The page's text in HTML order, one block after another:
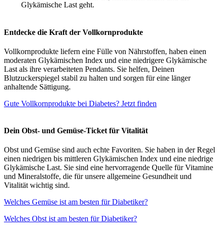
Glykämische Last geht.
Entdecke die Kraft der Vollkornprodukte
Vollkornprodukte liefern eine Fülle von Nährstoffen, haben einen
moderaten Glykämischen Index und eine niedrigere Glykämische
Last als ihre verarbeiteten Pendants. Sie helfen, Deinen
Blutzuckerspiegel stabil zu halten und sorgen für eine länger
anhaltende Sättigung.
Gute Vollkornprodukte bei Diabetes? Jetzt finden
Dein Obst- und Gemüse-Ticket für Vitalität
Obst und Gemüse sind auch echte Favoriten. Sie haben in der Regel
einen niedrigen bis mittleren Glykämischen Index und eine niedrige
Glykämische Last. Sie sind eine hervorragende Quelle für Vitamine
und Mineralstoffe, die für unsere allgemeine Gesundheit und
Vitalität wichtig sind.
Welches Gemüse ist am besten für Diabetiker?
Welches Obst ist am besten für Diabetiker?